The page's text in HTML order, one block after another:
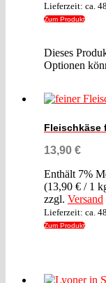
Lieferzeit: ca.
Zum Produkt
Dieses
Optionen
Fleischkäse
13,90 €
Enthält 7%
(13,90 € / 1
zzgl. Versand
Lieferzeit: ca.
Zum Produkt